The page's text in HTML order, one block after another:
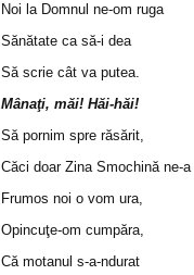
Noi la Domnul ne-om ruga
Sănătate ca să-i dea
Să scrie cât va putea.
Mânaţi, măi! Hăi-hăi!
Să pornim spre răsărit,
Căci doar Zina Smochină ne-
Frumos noi o vom ura,
Opincuţe-om cumpăra,
Că motanul s-a-ndurat